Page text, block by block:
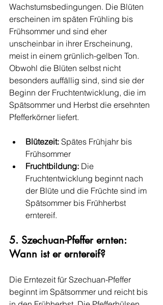
Wachstumsbedingungen. Die Blüten
erscheinen im späten Frühling bis
Frühsommer und sind eher
unscheinbar in ihrer Erscheinung,
meist in einem grünlich-gelben Ton.
Obwohl die Blüten selbst nicht
besonders auffällig sind, sind sie der
Beginn der Fruchtentwicklung, die im
Spätsommer und Herbst die ersehnten
Pfefferkörner liefert.
Blütezeit: Spätes Frühjahr bis
Frühsommer
Fruchtbildung: Die
Fruchtentwicklung beginnt nach
der Blüte und die Früchte sind im
Spätsommer bis Frühherbst
erntereif.
5. Szechuan-Pfeffer ernten:
Wann ist er erntereif?
Die Erntezeit für Szechuan-Pfeffer
beginnt im Spätsommer und reicht bis